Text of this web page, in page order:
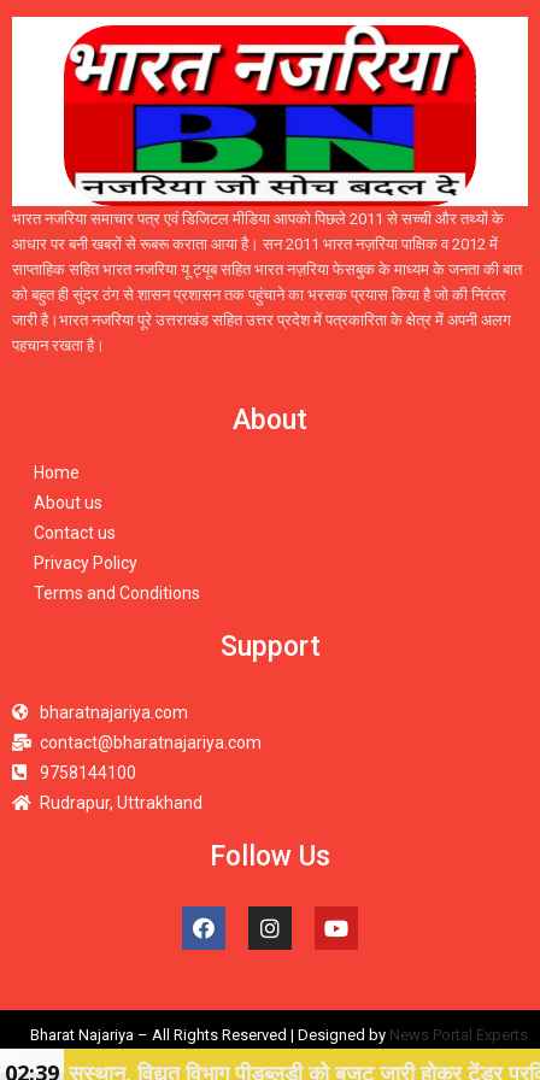
भारत नजरिया समाचार पत्र एवं डिजिटल मीडिया आपको पिछले 2011 से सच्ची और तथ्यों के
आधार पर बनी खबरों से रूबरू कराता आया है। सन 2011 भारत नज़रिया पाक्षिक व 2012 में
साप्ताहिक सहित भारत नजरिया यू ट्यूब सहित भारत नज़रिया फेसबुक के माध्यम के जनता की बात
को बहुत ही सुंदर ठंग से शासन प्रशासन तक पहुंचाने का भरसक प्रयास किया है जो की निरंतर
जारी है।भारत नजरिया पूरे उत्तराखंड सहित उत्तर प्रदेश में पत्रकारिता के क्षेत्र में अपनी अलग
पहचान रखता है।
About
Home
About us
Contact us
Privacy Policy
Terms and Conditions
Support
bharatnajariya.com
contact@bharatnajariya.com
9758144100
Rudrapur, Uttrakhand
Follow Us
Bharat Najariya – All Rights Reserved | Designed by News Portal Experts
सस्थान, विद्युत विभाग पीडब्लूडी को बजट जारी होकर टेंडर
02:39